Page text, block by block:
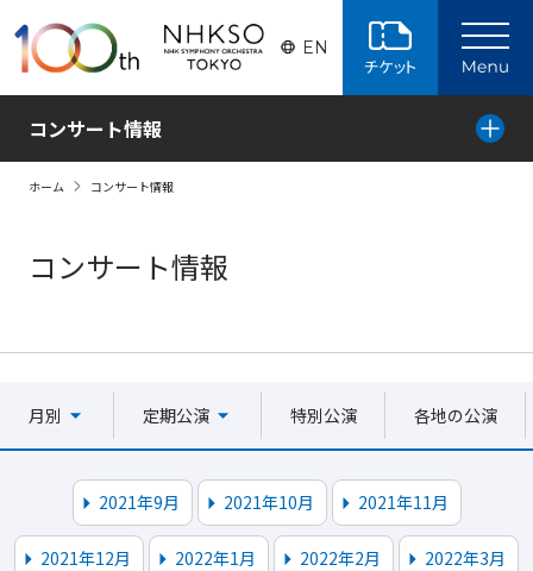
EN
コンサート情報
ホーム コンサート情報
コンサート情報
月別 定期公演 特別公演 各地の公演
2021年9月 2021年10月 2021年11月
2021年12月 2022年1月 2022年2月 2022年3月